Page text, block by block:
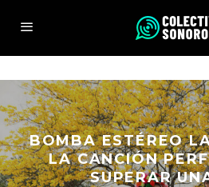
BOMBA ESTÉREO
LA CANCIÓN
SUPERAR